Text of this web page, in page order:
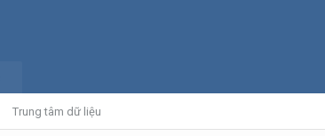
Trung tâm dữ liệu